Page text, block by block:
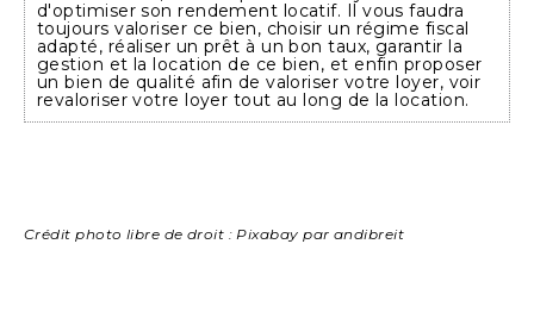
d'optimiser son rendement locatif. Il vous faudra
toujours valoriser ce bien, choisir un régime fiscal
adapté, réaliser un prêt à un bon taux, garantir la
gestion et la location de ce bien, et enfin proposer
un bien de qualité afin de valoriser votre loyer, voir
revaloriser votre loyer tout au long de la location.
Crédit photo libre de droit : Pixabay par andibreit